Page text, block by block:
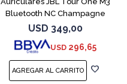
Bluetooth NC Champagne
USD 349,00
USD 296,65